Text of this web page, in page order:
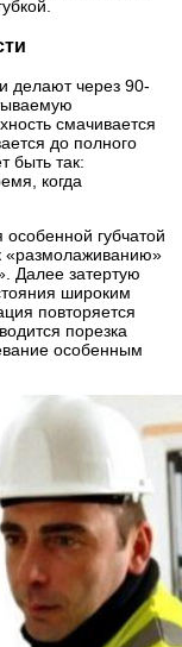
делают через 90-
смачивается
до полного
быть так:
когда
губчатой
«размолаживанию»
Далее затертую
широким
повторяется
порезка
особенным